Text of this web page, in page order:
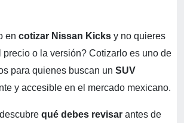
en cotizar Nissan Kicks y no quieres
precio o la versión? Cotizarlo es uno de
para quienes buscan un SUV
y accesible en el mercado mexicano.
qué debes revisar antes de